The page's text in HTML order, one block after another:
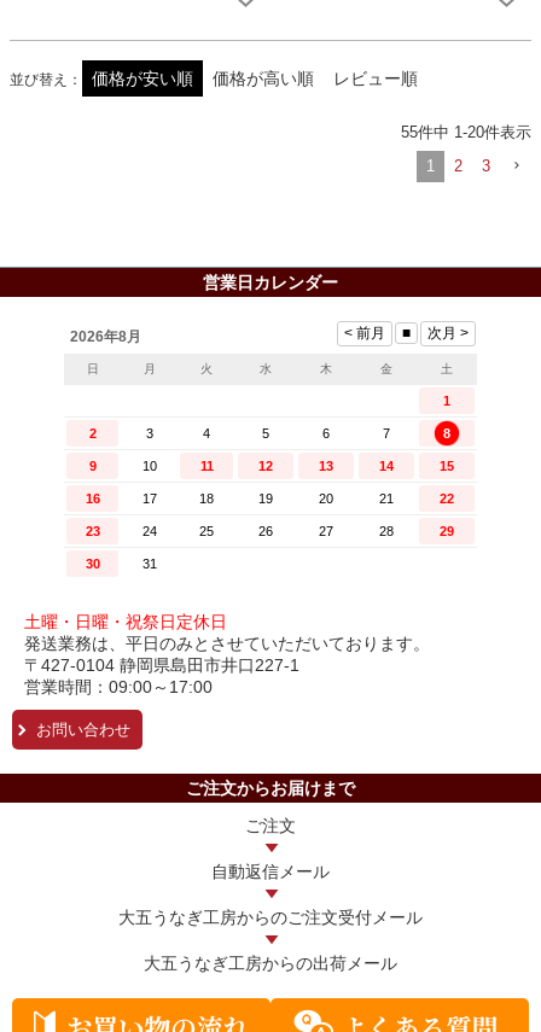
並び替え 価格が安い順 価格が高い順 レビュー順
55件中 1-20件表示
1
2 3
営業日カレンダー
土曜・日曜・祝祭日定休日
発送業務は、平日のみとさせていただいております。
〒427-0104 静岡県島田市井口227-1
営業時間：09:00～17:00
お問い合わせ
ご注文からお届けまで
ご注文
自動返信メール
大五うなぎ工房からのご注文受付メール
大五うなぎ工房からの出荷メール